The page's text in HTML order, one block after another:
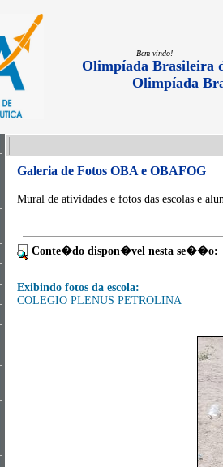
Bem vindo!
Olimpíada Brasileira
Olimpíada
Galeria de Fotos OBA e OBAFOG
Mural de atividades e fotos das escolas e
Conte�do dispon�vel nesta se��o:
Exibindo fotos da escola:
COLEGIO PLENUS PETROLINA